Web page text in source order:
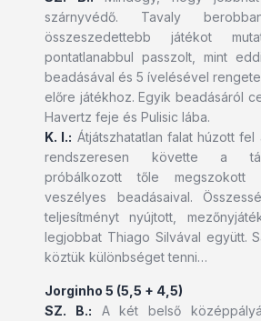
szárnyvédő. Tavaly
összeszedettebb játékot
pontatlanabbul passzolt, mint
beadásával és 5 ívelésével
előre játékhoz. Egyik beadásáról
Havertz feje és Pulisic lába.
K. I.: Átjátszhatatlan falat húzott fel
rendszeresen követte a
próbálkozott tőle
veszélyes beadásaival.
teljesítményt nyújtott,
legjobbat Thiago Silvával együtt.
köztük különbséget tenni…
Jorginho 5 (5,5 + 4,5)
SZ. B.: A két belső